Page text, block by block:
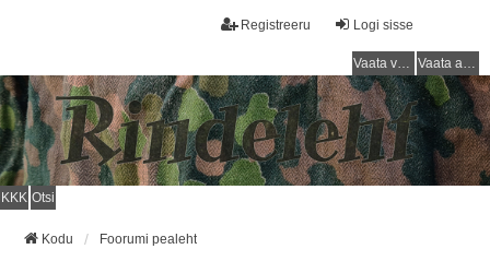
Logi sisse
Registreeru
Vaata vastamata teemasi Vaata aktiivseid teemasid
KKK Otsi
Kodu Foorumi pealeht